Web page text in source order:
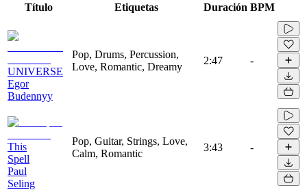
Título Etiquetas Duración BPM
UNIVERSE
Egor
Budennyy
Pop, Drums, Percussion,
Love, Romantic, Dreamy
2:47 -
This
Spell
Paul
Seling
Pop, Guitar, Strings, Love,
Calm, Romantic
3:43 -